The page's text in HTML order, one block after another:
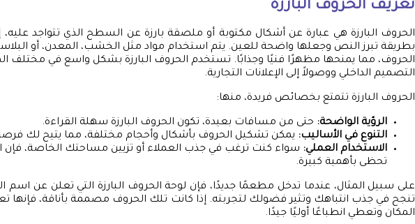
تعريف الحروف البارزة
الحروف البارزة هي عبارة عن أشكال مكتوبة أو ملصقة بارزة عن السطح الذي تتواجد
بطريقة تبرز النص وجعلها واضحة للعين. يتم استخدام مواد مثل الخشب، المعدن، أو
الحروف، مما يمنحها مظهرًا فنيًا وجذابًا. تستخدم الحروف البارزة بشكل واسع في مختلف
التصميم الداخلي ووصولاً إلى الإعلانات التجارية.
الحروف البارزة تتمتع بخصائص فريدة، منها:
الرؤية الواضحة: حتى من مسافات بعيدة، تكون الحروف البارزة سهلة القراءة.
التنوع في الأساليب: يمكن تشكيل الحروف بأشكال وأحجام مختلفة، مما يتيح لك فرصة
الاستخدام العملي: سواء كنت ترغب في جذب العملاء أو تزيين مساحتك الخاصة، فإن
تحظى بأهمية كبيرة.
على سبيل المثال، عندما تدخل مطعمًا جديدًا، فإن لوحة الحروف البارزة التي تعلن عن
تنجح في جذب انتباهك وتثير فضولك لتجربته. إذا كانت تلك الحروف مصممة بأناقة، فإنها
المكان وتعطي انطباعًا أوليًا جيدًا.